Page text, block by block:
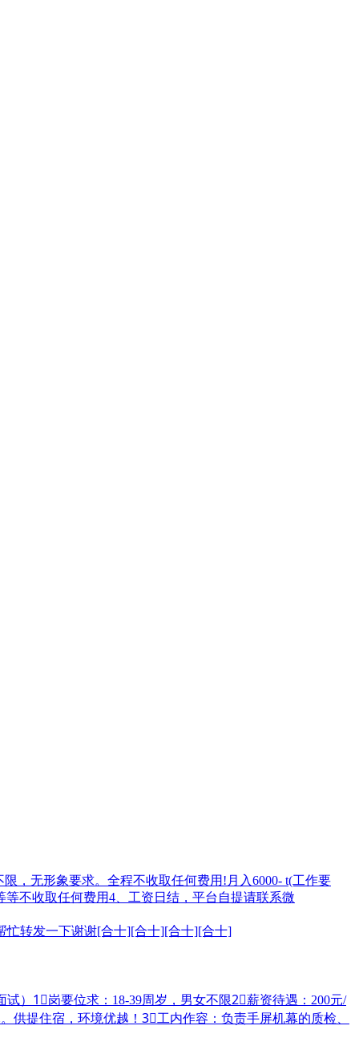
，无形象要求。全程不收取任何费用!月入6000- t(工作要
不收取任何费用4、工资日结，平台自提请联系微
忙转发一下谢谢[合十][合十][合十][合十]